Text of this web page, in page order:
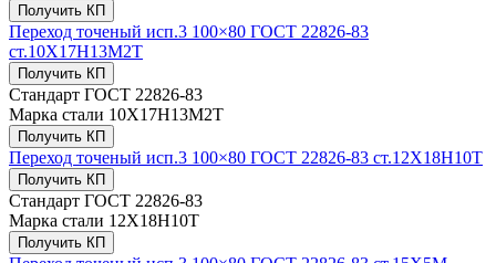
Получить КП
Переход точеный исп.3 100×80 ГОСТ 22826-83
ст.10Х17Н13М2Т
Получить КП
Стандарт ГОСТ 22826-83
Марка стали 10Х17Н13М2Т
Получить КП
Переход точеный исп.3 100×80 ГОСТ 22826-83 ст.12Х18Н10Т
Получить КП
Стандарт ГОСТ 22826-83
Марка стали 12Х18Н10Т
Получить КП